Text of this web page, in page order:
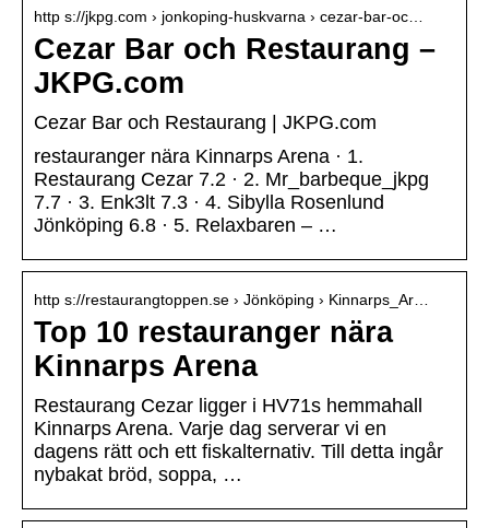
http s://jkpg.com › jonkoping-huskvarna › cezar-bar-oc…
Cezar Bar och Restaurang –
JKPG.com
Cezar Bar och Restaurang | JKPG.com
restauranger nära Kinnarps Arena · 1.
Restaurang Cezar 7.2 · 2. Mr_barbeque_jkpg
7.7 · 3. Enk3lt 7.3 · 4. Sibylla Rosenlund
Jönköping 6.8 · 5. Relaxbaren – …
http s://restaurangtoppen.se › Jönköping › Kinnarps_Ar…
Top 10 restauranger nära
Kinnarps Arena
Restaurang Cezar ligger i HV71s hemmahall
Kinnarps Arena. Varje dag serverar vi en
dagens rätt och ett fiskalternativ. Till detta ingår
nybakat bröd, soppa, …